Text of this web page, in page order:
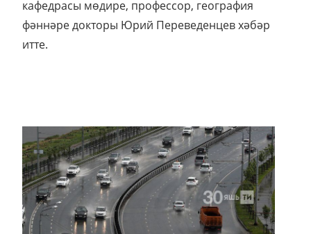
кафедрасы мөдире, профессор, география
фәннәре докторы Юрий Переведенцев хәбәр
итте.